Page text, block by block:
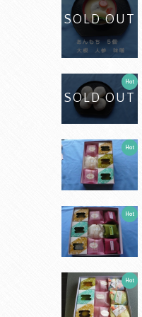
SOLD OUT
SOLD OUT
Hot
Hot
Hot
Hot